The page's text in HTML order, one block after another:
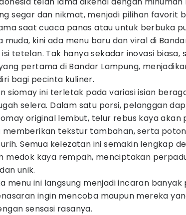
segar dan nikmat, menjadi pilihan favorit
saat cuaca panas atau untuk berbuka
muda, kini ada menu baru dan viral di
tetelan. Tak hanya sekadar inovasi biasa,
pertama di Bandar Lampung,
bagi pecinta kuliner.
siomay ini terletak pada variasi isian
selera. Dalam satu porsi, pelanggan
original lembut, telur rebus kaya akan
memberikan tekstur tambahan, serta
Semua kelezatan ini semakin lengkap
medok kaya rempah, menciptakan
unik.
menu ini langsung menjadi incaran banyak
ingin mencoba maupun mereka
sensasi rasanya.